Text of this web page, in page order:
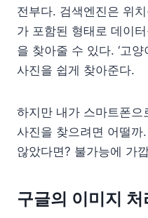
전부다. 검색엔진은 위
가 포함된 형태로 데이
을 찾아줄 수 있다. ‘고
사진을 쉽게 찾아준다.
하지만 내가 스마트폰으
사진을 찾으려면 어떨까
않았다면? 불가능에 가
구글의 이미지 처